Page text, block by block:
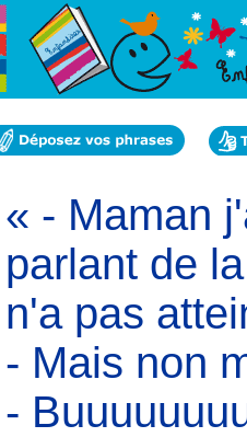
« - Maman
parlant de
n'a pas
- Mais non
-